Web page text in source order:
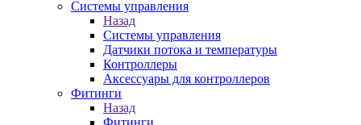
Системы управления
Назад
Системы управления
Датчики потока и температуры
Контроллеры
Аксессуары для контроллеров
Фитинги
Назад
Фитинги